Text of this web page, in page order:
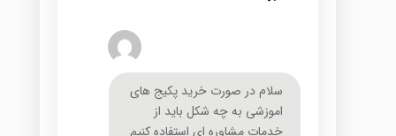
سلام در صورت خرید پکیج های
اموزشی به چه شکل باید از
خدمات مشاوره ای استفاده کنیم